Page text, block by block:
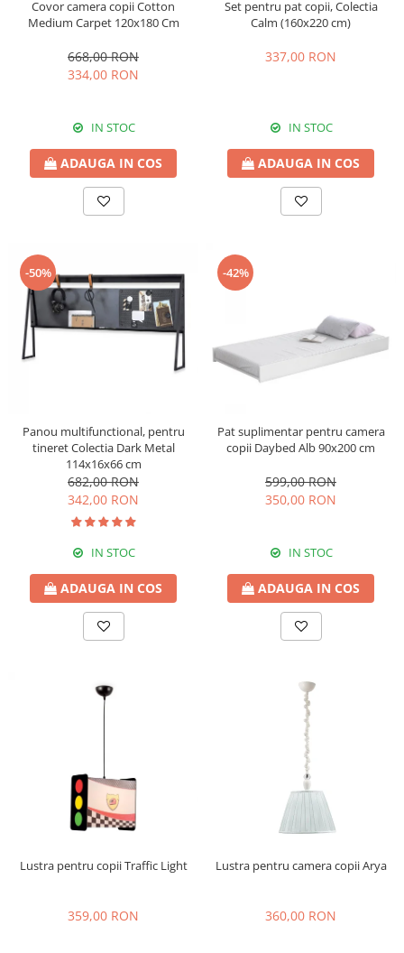
Covor camera copii Cotton
Medium Carpet 120x180 Cm
668,00 RON
334,00 RON
IN STOC
ADAUGA IN COS
Set pentru pat copii, Colectia
Calm (160x220 cm)
337,00 RON
IN STOC
ADAUGA IN COS
-50%
Panou multifunctional, pentru
tineret Colectia Dark Metal
114x16x66 cm
682,00 RON
342,00 RON
IN STOC
ADAUGA IN COS
-42%
Pat suplimentar pentru camera
copii Daybed Alb 90x200 cm
599,00 RON
350,00 RON
IN STOC
ADAUGA IN COS
Lustra pentru copii Traffic Light
359,00 RON
Lustra pentru camera copii Arya
360,00 RON